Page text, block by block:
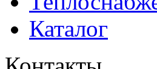
Каталог